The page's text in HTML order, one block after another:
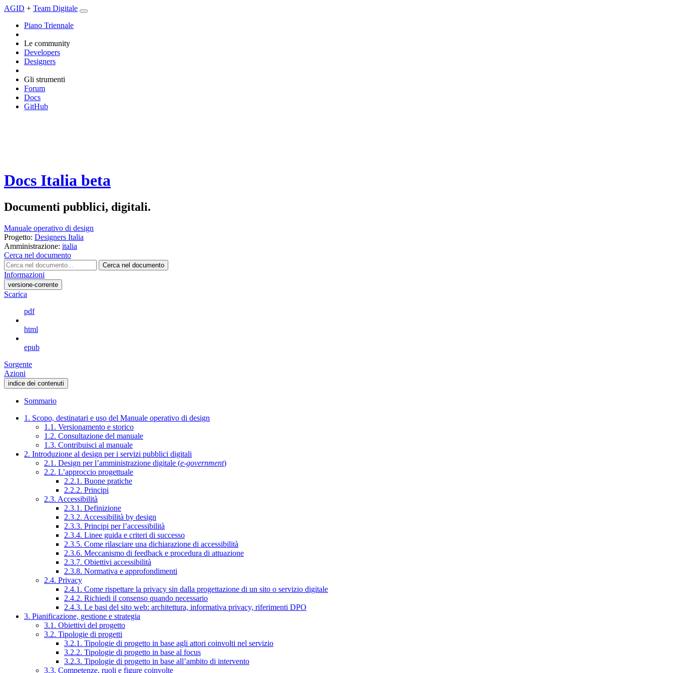
AGID + Team Digitale
Piano Triennale
Le community
Developers
Designers
Gli strumenti
Forum
Docs
GitHub
Docs Italia beta
Documenti pubblici, digitali.
Manuale operativo di design
Progetto: Designers Italia
Amministrazione: italia
Cerca nel documento
Cerca nel documento
Informazioni
versione-corrente
Scarica
pdf
html
epub
Sorgente
Azioni
indice dei contenuti
Sommario
1. Scopo, destinatari e uso del Manuale operativo di design
1.1. Versionamento e storico
1.2. Consultazione del manuale
1.3. Contribuisci al manuale
2. Introduzione al design per i servizi pubblici digitali
2.1. Design per l’amministrazione digitale (e-government)
2.2. L’approccio progettuale
2.2.1. Buone pratiche
2.2.2. Principi
2.3. Accessibilità
2.3.1. Definizione
2.3.2. Accessibilità by design
2.3.3. Principi per l’accessibilità
2.3.4. Linee guida e criteri di successo
2.3.5. Come rilasciare una dichiarazione di accessibilità
2.3.6. Meccanismo di feedback e procedura di attuazione
2.3.7. Obiettivi accessibilità
2.3.8. Normativa e approfondimenti
2.4. Privacy
2.4.1. Come rispettare la privacy sin dalla progettazione di un sito o servizio digitale
2.4.2. Richiedi il consenso quando necessario
2.4.3. Le basi del sito web: architettura, informativa privacy, riferimenti DPO
3. Pianificazione, gestione e strategia
3.1. Obiettivi del progetto
3.2. Tipologie di progetti
3.2.1. Tipologie di progetto in base agli attori coinvolti nel servizio
3.2.2. Tipologie di progetto in base al focus
3.2.3. Tipologie di progetto in base all’ambito di intervento
3.3. Competenze, ruoli e figure coinvolte